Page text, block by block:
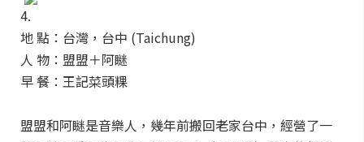
4.
地 點：台灣，台中 (Taichung)
人 物：盟盟＋阿瞇
早 餐：王記菜頭粿
盟盟和阿瞇是音樂人，幾年前搬回老家台中，經營了一